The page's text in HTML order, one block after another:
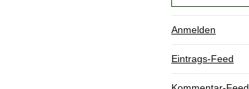
Anmelden
Eintrags-Feed